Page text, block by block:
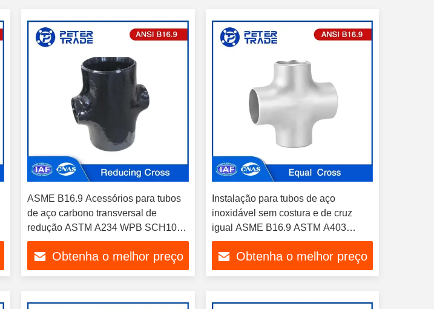
ASME B16.9 Acessórios para tubos
de aço carbono transversal de
redução ASTM A234 WPB SCH10
SCH40 SCH80 para sistemas de
tubulaçãoObtenha o melhor preço
Instalação para tubos de aço
inoxidável sem costura e de cruz
igual ASME B16.9 ASTM A403
WP316/316L WP304/304L Para
soluções de tubulação
Obtenha o melhor preço